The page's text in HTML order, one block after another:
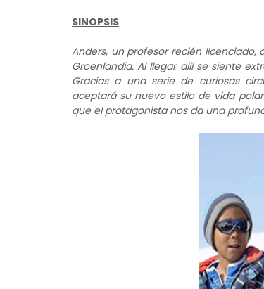
SINOPSIS
Anders, un profesor recién
Groenlandia. Al llegar allí se siente
Gracias a una serie de curiosas
aceptará su nuevo estilo de vida polar.
que el protagonista nos da una